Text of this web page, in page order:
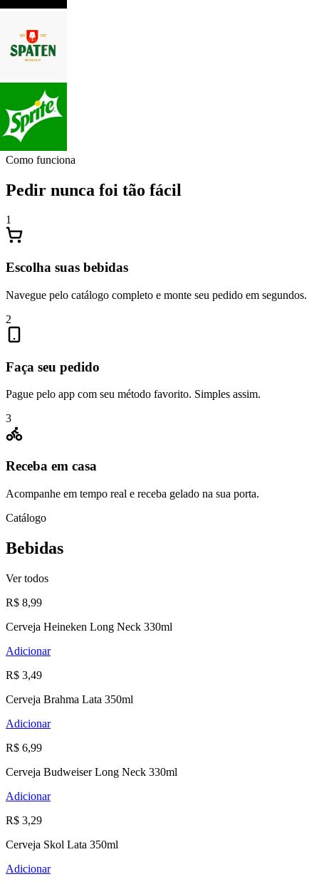
Como funciona
Pedir nunca foi tão fácil
1
Escolha suas bebidas
Navegue pelo catálogo completo e monte seu pedido em segundos.
2
Faça seu pedido
Pague pelo app com seu método favorito. Simples assim.
3
Receba em casa
Acompanhe em tempo real e receba gelado na sua porta.
Catálogo
Bebidas
Ver todos
R$ 8,99
Cerveja Heineken Long Neck 330ml
Adicionar
R$ 3,49
Cerveja Brahma Lata 350ml
Adicionar
R$ 6,99
Cerveja Budweiser Long Neck 330ml
Adicionar
R$ 3,29
Cerveja Skol Lata 350ml
Adicionar